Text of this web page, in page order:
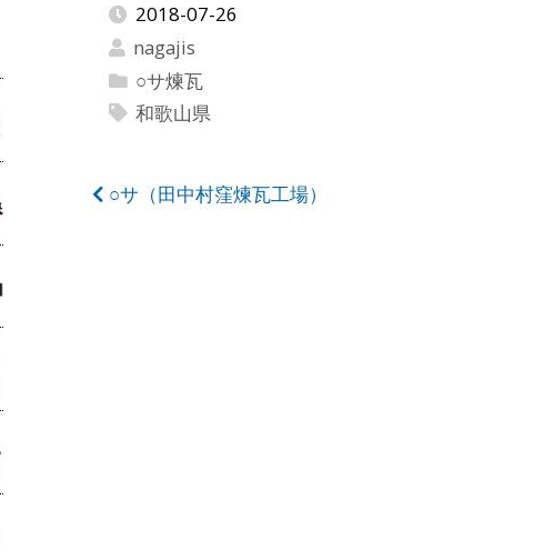
2018-07-26
nagajis
○サ煉瓦
和歌山県
投○サ（田中村窪煉瓦工場）